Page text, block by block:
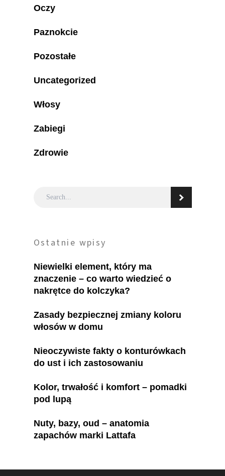
Oczy
Paznokcie
Pozostałe
Uncategorized
Włosy
Zabiegi
Zdrowie
Ostatnie wpisy
Niewielki element, który ma
znaczenie – co warto wiedzieć o
nakrętce do kolczyka?
Zasady bezpiecznej zmiany koloru
włosów w domu
Nieoczywiste fakty o konturówkach
do ust i ich zastosowaniu
Kolor, trwałość i komfort – pomadki
pod lupą
Nuty, bazy, oud – anatomia
zapachów marki Lattafa